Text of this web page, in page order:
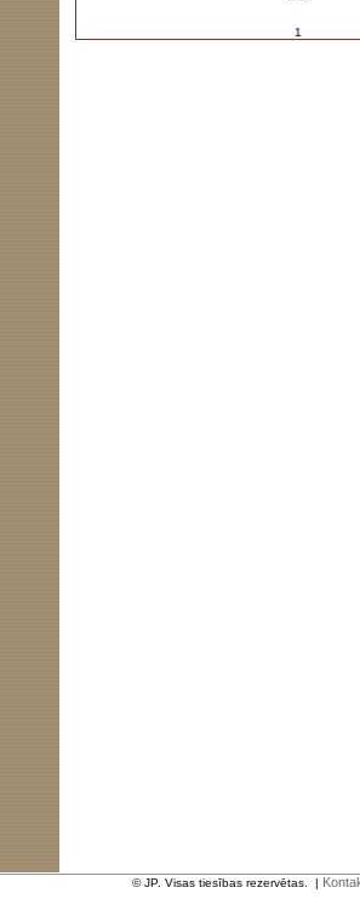
1
© JP. Visas tiesības rezervētas. |